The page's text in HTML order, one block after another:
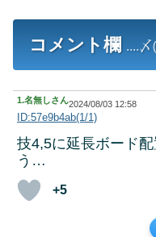
コメント欄 ....
1.名無しさん2024/08/03 12:58
ID:57e9b4ab(1/1)
技4,5に延長ボード
う…
+5